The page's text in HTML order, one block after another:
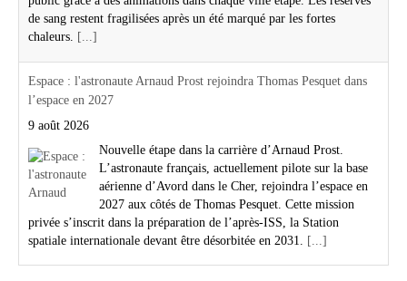
de sang restent fragilisées après un été marqué par les fortes
chaleurs. [...]
Espace : l'astronaute Arnaud Prost rejoindra Thomas Pesquet dans
l’espace en 2027
9 août 2026
Nouvelle étape dans la carrière d’Arnaud Prost.
L’astronaute français, actuellement pilote sur la base
aérienne d’Avord dans le Cher, rejoindra l’espace en
2027 aux côtés de Thomas Pesquet. Cette mission
privée s’inscrit dans la préparation de l’après-ISS, la Station
spatiale internationale devant être désorbitée en 2031. [...]